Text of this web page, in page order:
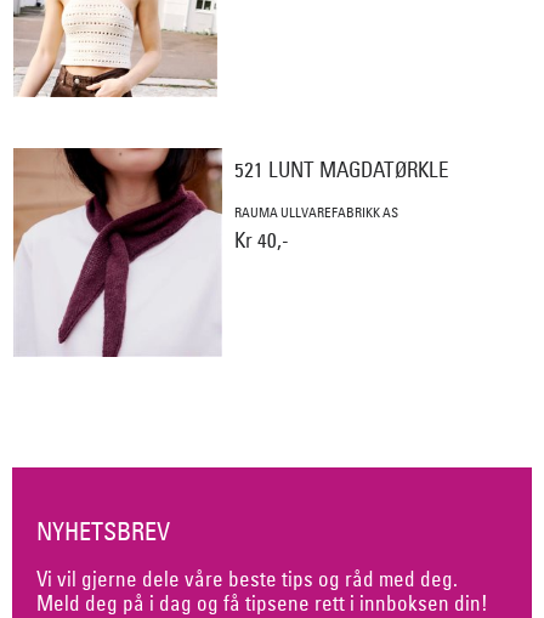
521 LUNT MAGDATØRKLE
RAUMA ULLVAREFABRIKK AS
Kr 40,-
NYHETSBREV
Vi vil gjerne dele våre beste tips og råd med deg.
Meld deg på i dag og få tipsene rett i innboksen din!